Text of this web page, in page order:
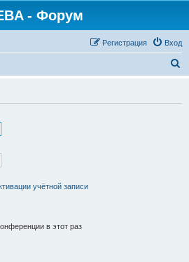
- Форум
Вход
Регистрация
учётной записи
в этот раз